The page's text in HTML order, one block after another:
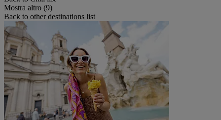
Mostra altro (9)
Back to other destinations list